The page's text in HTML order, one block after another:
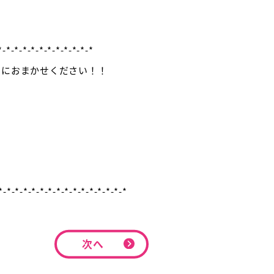
*-*-*-*-*-*-*-*-*-*-*
おまかせください！！
*-*-*-*-*-*-*-*-*-*-*-*-*-*-*
次へ